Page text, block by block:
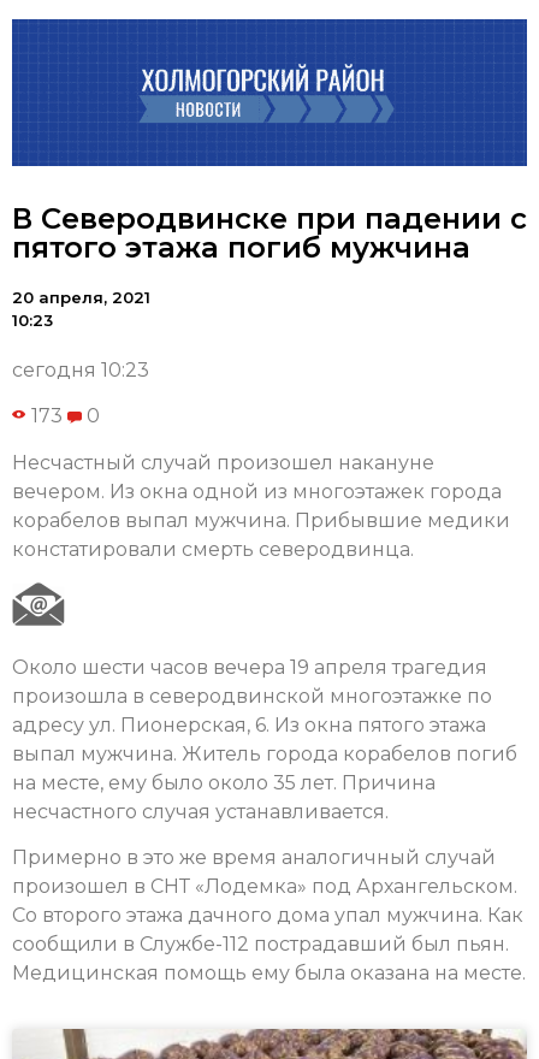
В Северодвинске при падении с
пятого этажа погиб мужчина
20 апреля, 2021
10:23
сегодня 10:23
173 0
Несчастный случай произошел накануне
вечером. Из окна одной из многоэтажек города
корабелов выпал мужчина. Прибывшие медики
констатировали смерть северодвинца.
Около шести часов вечера 19 апреля трагедия
произошла в северодвинской многоэтажке по
адресу ул. Пионерская, 6. Из окна пятого этажа
выпал мужчина. Житель города корабелов погиб
на месте, ему было около 35 лет. Причина
несчастного случая устанавливается.
Примерно в это же время аналогичный случай
произошел в СНТ «Лодемка» под Архангельском.
Со второго этажа дачного дома упал мужчина. Как
сообщили в Службе-112 пострадавший был пьян.
Медицинская помощь ему была оказана на месте.